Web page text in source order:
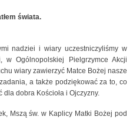
świata.
nadziei i wiary uczestniczyliśmy w
Ogólnopolskiej Pielgrzymce Akcji
wiary zawierzyć Matce Bożej nasze
a także podziękować za to, co
dobra Kościoła i Ojczyzny.
Mszą św. w Kaplicy Matki Bożej pod